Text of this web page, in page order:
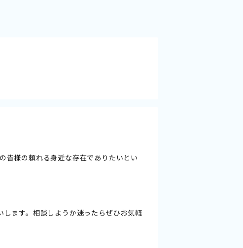
皆様の頼れる身近な存在でありたいとい
ます。相談しようか迷ったらぜひお気軽